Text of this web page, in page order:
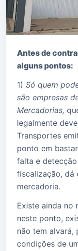
Departamento
Conheça as
Antes de
alguns pontos:
1) Só quem
são empresas
Mercadorias,
legalmente
Transportes
ponto em
falta e
fiscalização, dá
mercadoria.
Existe ainda no
neste ponto,
não tem alvará,
condições de